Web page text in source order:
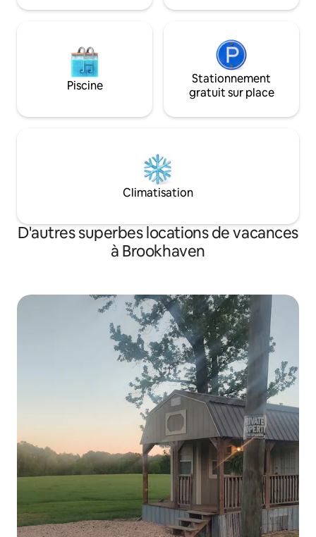
véritable hospitalité du Sud.
commentaire
Piscine
Stationnement
gratuit sur place
Climatisation
D'autres superbes locations de vacances
à Brookhaven